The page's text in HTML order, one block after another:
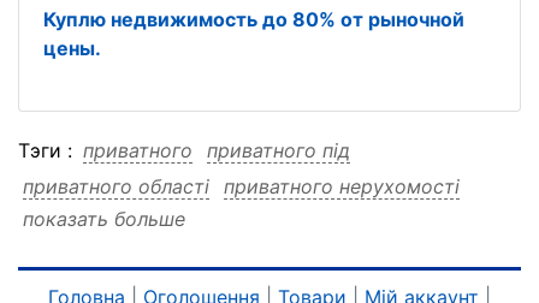
Куплю недвижимость до 80% от рыночной
цены.
Тэги : приватного
приватного під
приватного області приватного нерухомості
приватного києві
приватного інвестора приватного інвестора під
показать больше
Головна Оголошення Товари Мій аккаунт